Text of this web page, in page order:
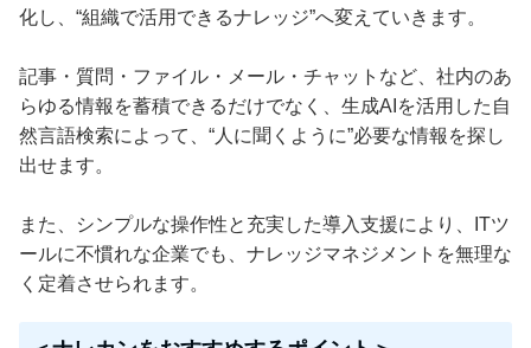
化し、“組織で活用できるナレッジ”へ変えていきます。
記事・質問・ファイル・メール・チャットなど、社内のあ
らゆる情報を蓄積できるだけでなく、生成AIを活用した自
然言語検索によって、“人に聞くように”必要な情報を探し
出せます。
また、シンプルな操作性と充実した導入支援により、ITツ
ールに不慣れな企業でも、ナレッジマネジメントを無理な
く定着させられます。